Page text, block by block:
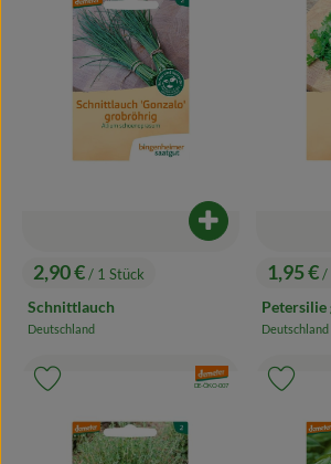
, Preis:
2,90 €/ 1 Stück
Schnittlauch
, Herkunft:
Deutschland
Produkt zum
, Preis:
1,95 €/
Petersilie
, Herkunft:
Deutschland
, Verband:
, Kontrollstelle:
DE-ÖKO-007
Produkt zu Favouriten hinzufügen